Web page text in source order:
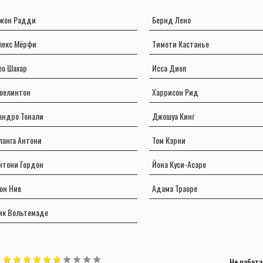
Радди
Мёрфи
Шахар
Тонали
Антони
Гордон
Нив
Вольтемаде
Бернд Лено
Тимоти Кастанье
Исса Диоп
Харрисон Рид
Джошуа Кинг
Том Кэрни
Йона Куси-Асаре
Адама Траоре